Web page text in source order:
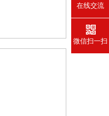
在线交流
微信扫一扫